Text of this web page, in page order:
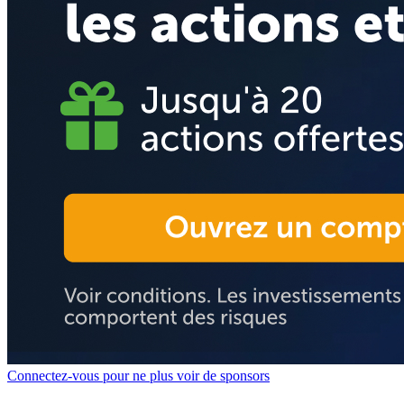
Connectez-vous pour ne plus voir de sponsors